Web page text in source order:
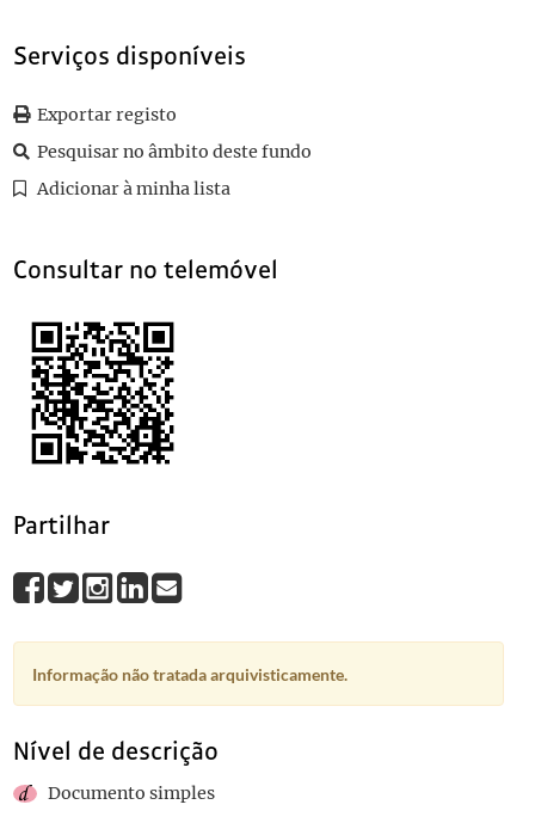
Serviços disponíveis
Exportar registo
Pesquisar no âmbito deste fundo
Adicionar à minha lista
Consultar no telemóvel
Partilhar
Informação não tratada arquivisticamente.
Nível de descrição
Documento simples